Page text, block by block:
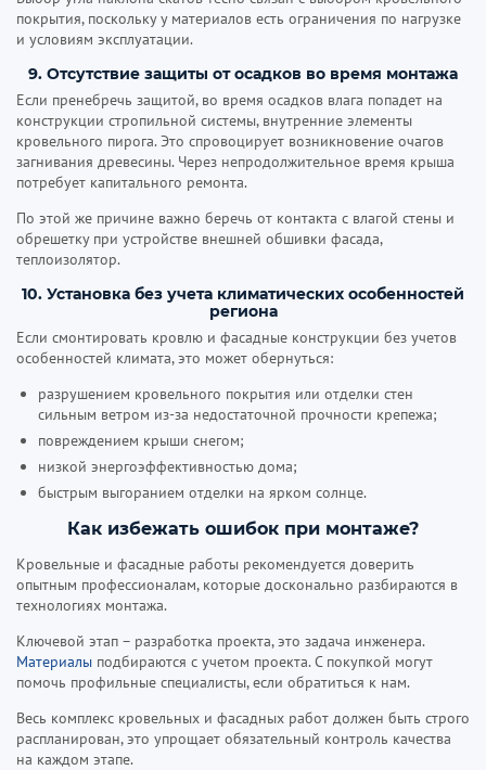
покрытия, поскольку у материалов есть ограничения по нагрузке
и условиям эксплуатации.
9. Отсутствие защиты от осадков во время монтажа
Если пренебречь защитой, во время осадков влага попадет на
конструкции стропильной системы, внутренние элементы
кровельного пирога. Это спровоцирует возникновение очагов
загнивания древесины. Через непродолжительное время крыша
потребует капитального ремонта.
По этой же причине важно беречь от контакта с влагой стены и
обрешетку при устройстве внешней обшивки фасада,
теплоизолятор.
10. Установка без учета климатических особенностей
региона
Если смонтировать кровлю и фасадные конструкции без учетов
особенностей климата, это может обернуться:
разрушением кровельного покрытия или отделки стен
сильным ветром из-за недостаточной прочности крепежа;
повреждением крыши снегом;
низкой энергоэффективностью дома;
быстрым выгоранием отделки на ярком солнце.
Как избежать ошибок при монтаже?
Кровельные и фасадные работы рекомендуется доверить
опытным профессионалам, которые досконально разбираются в
технологиях монтажа.
Ключевой этап – разработка проекта, это задача инженера.
Материалы подбираются с учетом проекта. С покупкой могут
помочь профильные специалисты, если обратиться к нам.
Весь комплекс кровельных и фасадных работ должен быть строго
распланирован, это упрощает обязательный контроль качества
на каждом этапе.